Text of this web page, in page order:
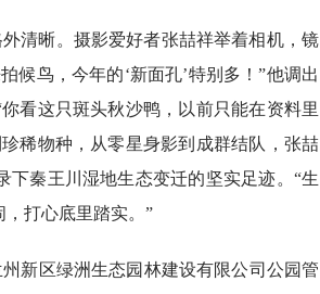
清晰。摄影爱好者张喆祥举着相机，镜
候鸟，今年的‘新面孔’特别多！”他调出
看这只斑头秋沙鸭，以前只能在资料里
稀物种，从零星身影到成群结队，张喆
秦王川湿地生态变迁的坚实足迹。“生
打心底里踏实。”
新区绿洲生态园林建设有限公司公园管